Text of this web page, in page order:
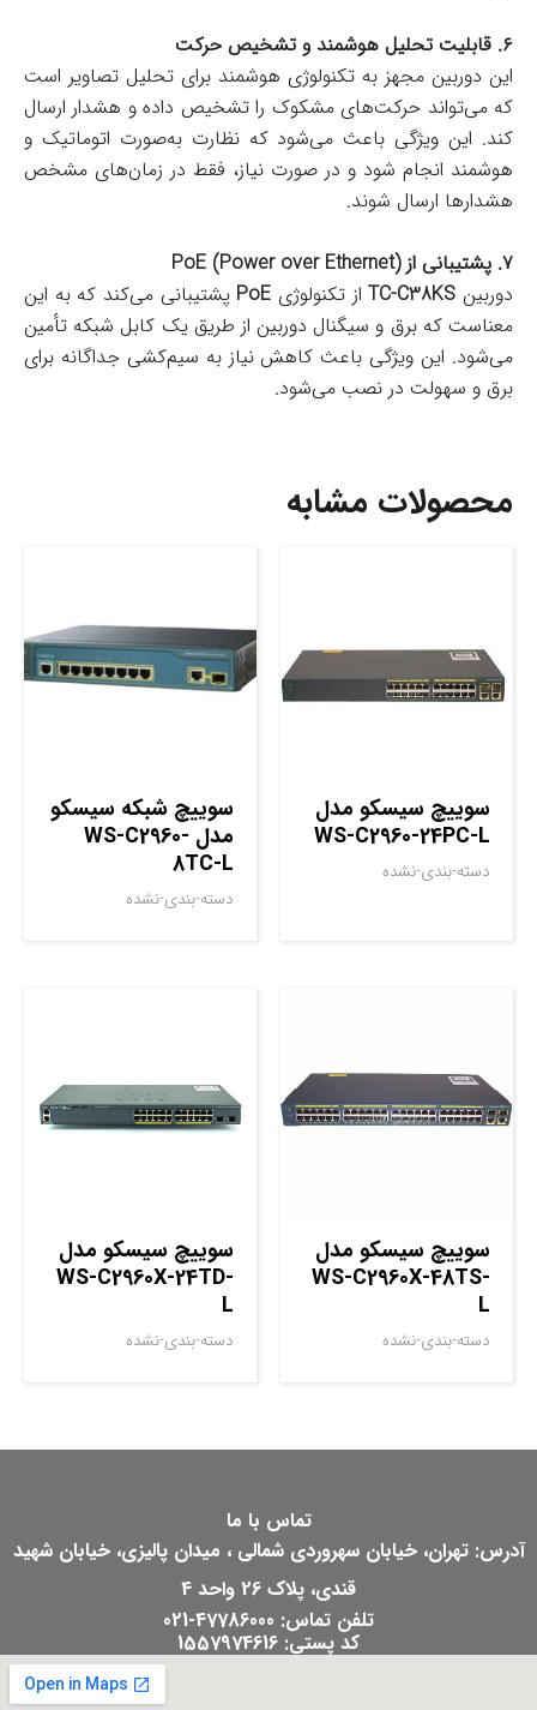
۶. قابلیت تحلیل هوشمند و تشخیص حرکت
این دوربین مجهز به تکنولوژی هوشمند برای تحلیل تصاویر است
که می‌تواند حرکت‌های مشکوک را تشخیص داده و هشدار ارسال
کند. این ویژگی باعث می‌شود که نظارت به‌صورت اتوماتیک و
هوشمند انجام شود و در صورت نیاز، فقط در زمان‌های مشخص
هشدارها ارسال شوند.
۷. پشتیبانی از PoE (Power over Ethernet)
دوربین TC-C38KSاز تکنولوژی PoE پشتیبانی می‌کند که به این
معناست که برق و سیگنال دوربین از طریق یک کابل شبکه تأمین
می‌شود. این ویژگی باعث کاهش نیاز به سیم‌کشی جداگانه برای
برق و سهولت در نصب می‌شود.
محصولات مشابه
سوييچ سيسکو مدل
WS-C2960-24PC-L
دسته-بندی-نشده
سوييچ شبکه سيسکو
مدل WS-C2960-
8TC-L
دسته-بندی-نشده
سوييچ سيسکو مدل
WS-C2960X-48TS-
L
دسته-بندی-نشده
سوييچ سيسکو مدل
WS-C2960X-24TD-
L
دسته-بندی-نشده
تماس با ما
آدرس: تهران، خیابان سهروردی شمالی ، میدان پالیزی، خیابان شهید
قندی، پلاک 26 واحد 4
تلفن تماس: 47786000-021
کد پستی: 1557974616